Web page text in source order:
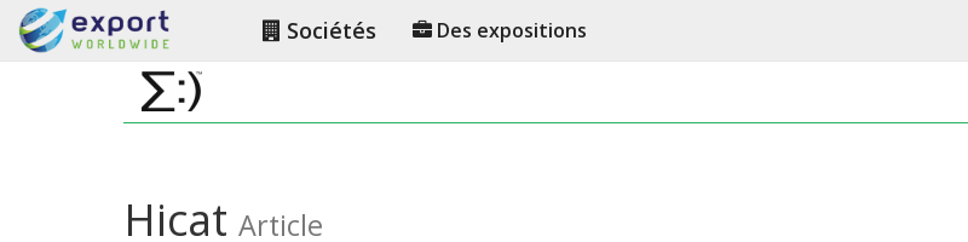
Sociétés Des expositions
Hicat Article